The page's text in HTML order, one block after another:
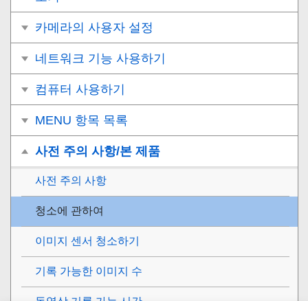
카메라의 사용자 설정
네트워크 기능 사용하기
컴퓨터 사용하기
MENU 항목 목록
사전 주의 사항/본 제품
사전 주의 사항
청소에 관하여
이미지 센서 청소하기
기록 가능한 이미지 수